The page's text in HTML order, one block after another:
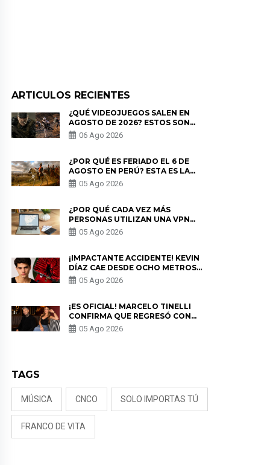
ARTICULOS RECIENTES
¿QUÉ VIDEOJUEGOS SALEN EN
AGOSTO DE 2026? ESTOS SON
LOS ESTRENOS MÁS ESPERADOS
06 Ago 2026
¿POR QUÉ ES FERIADO EL 6 DE
AGOSTO EN PERÚ? ESTA ES LA
HISTORIA
05 Ago 2026
¿POR QUÉ CADA VEZ MÁS
PERSONAS UTILIZAN UNA VPN
PARA PROTEGER SU
PRIVACIDAD?
05 Ago 2026
¡IMPACTANTE ACCIDENTE! KEVIN
DÍAZ CAE DESDE OCHO METROS
EN “ESTO ES GUERRA” Y GENERA
PREOCUPACIÓN
05 Ago 2026
¡ES OFICIAL! MARCELO TINELLI
CONFIRMA QUE REGRESÓ CON
MILETT FIGUEROA: “EL AMOR
PUDO MÁS”
05 Ago 2026
TAGS
MÚSICA CNCO SOLO IMPORTAS TÚ
FRANCO DE VITA